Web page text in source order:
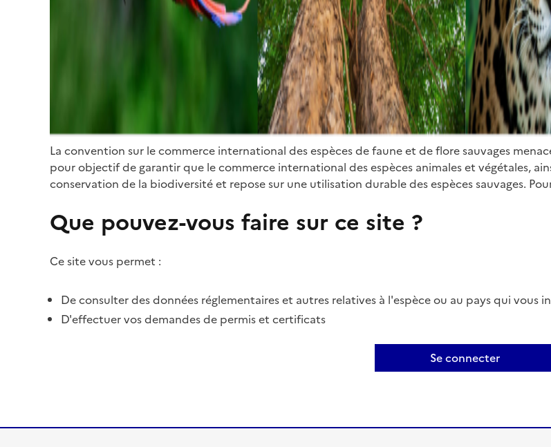
La convention sur le commerce international des espèces de faune et de flore sauvages
pour objectif de garantir que le commerce international des espèces animales et végétales,
conservation de la biodiversité et repose sur une utilisation durable des espèces sauvages.
Que pouvez-vous faire sur ce site ?
Ce site vous permet :
De consulter des données réglementaires et autres relatives à l'espèce ou au pays qui vous
D'effectuer vos demandes de permis et certificats
Se connecter